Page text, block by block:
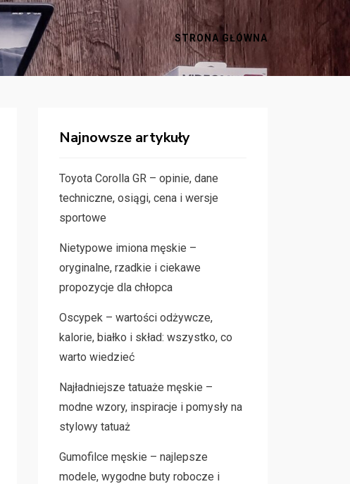
STRONA GŁÓWNA
Najnowsze artykuły
Toyota Corolla GR – opinie, dane
techniczne, osiągi, cena i wersje
sportowe
Nietypowe imiona męskie –
oryginalne, rzadkie i ciekawe
propozycje dla chłopca
Oscypek – wartości odżywcze,
kalorie, białko i skład: wszystko, co
warto wiedzieć
Najładniejsze tatuaże męskie –
modne wzory, inspiracje i pomysły na
stylowy tatuaż
Gumofilce męskie – najlepsze
modele, wygodne buty robocze i